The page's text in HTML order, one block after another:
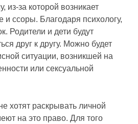
из-за которой возникает
и ссоры. Благодаря психологу,
Родители и дети будут
друг к другу. Можно будет
ситуации, возникшей на
или сексуальной
хотят раскрывать личной
на это право. Для того